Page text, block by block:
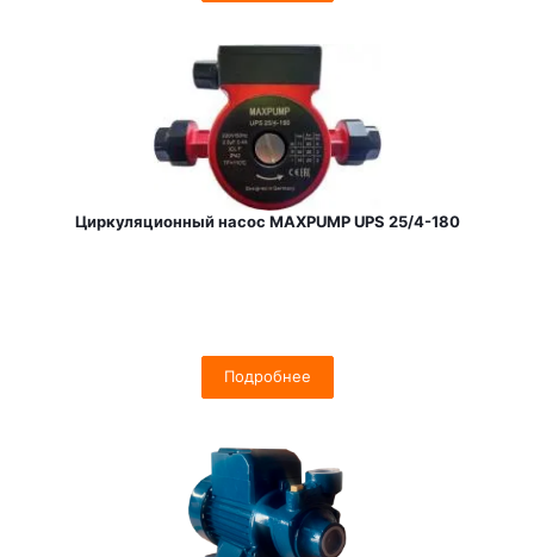
Циркуляционный насос MAXPUMP UPS 25/4-180
Подробнее